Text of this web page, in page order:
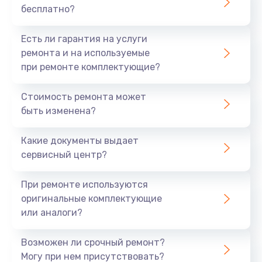
Заказать
Не заряжается
Восстановление после попадания влаги
Заказать
бесплатно?
Есть ли гарантия на услуги
ремонта и на используемые
при ремонте комплектующие?
Стоимость ремонта может
быть изменена?
Какие документы выдает
сервисный центр?
При ремонте используются
оригинальные комплектующие
или аналоги?
Возможен ли срочный ремонт?
Могу при нем присутствовать?